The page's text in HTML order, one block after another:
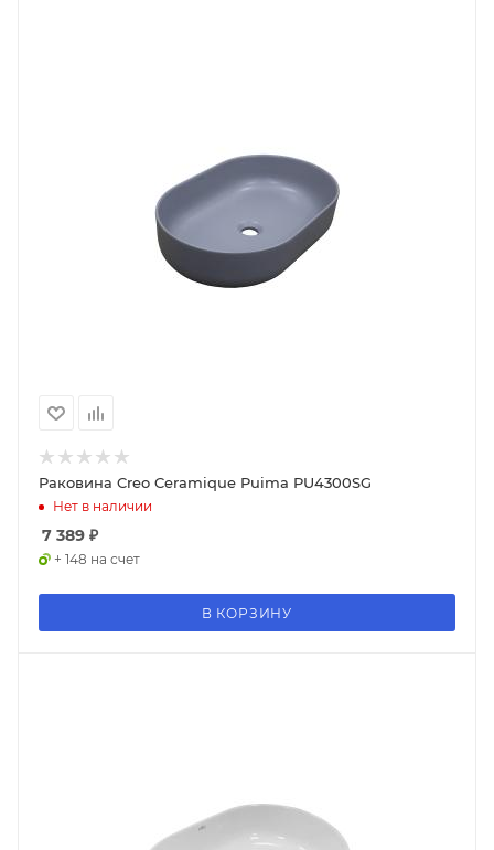
Раковина Creo Ceramique Puima PU4300SG
Нет в наличии
7 389 ₽
+ 148 на счет
В КОРЗИНУ